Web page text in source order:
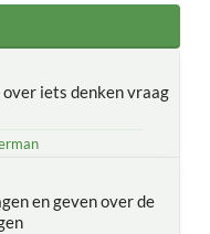
iets denken vraag
en geven over de